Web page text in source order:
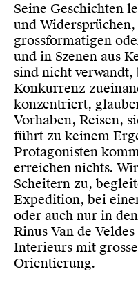
Seine Geschichten
und
grossformatigen
und in Szenen aus
sind nicht
Konkurrenz
konzentriert,
Vorhaben, Reisen,
führt zu keinem
Protagonisten
erreichen nichts.
Scheitern zu,
Expedition, bei
oder auch nur in
Rinus Van de
Interieurs mit
Orientierung.